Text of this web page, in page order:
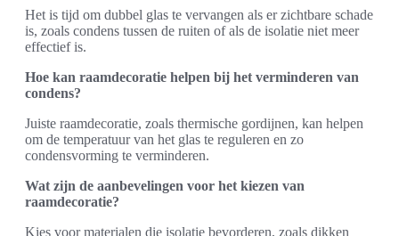
Het is tijd om dubbel glas te vervangen als er zichtbare schade
is, zoals condens tussen de ruiten of als de isolatie niet meer
effectief is.
Hoe kan raamdecoratie helpen bij het verminderen van
condens?
Juiste raamdecoratie, zoals thermische gordijnen, kan helpen
om de temperatuur van het glas te reguleren en zo
condensvorming te verminderen.
Wat zijn de aanbevelingen voor het kiezen van
raamdecoratie?
Kies voor materialen die isolatie bevorderen, zoals dikken